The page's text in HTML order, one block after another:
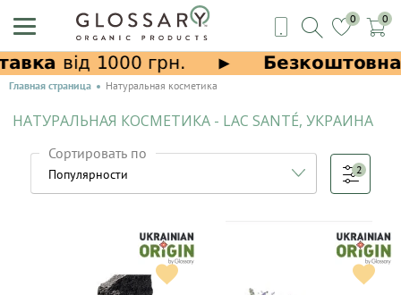
0 0
Главная страница Натуральная косметика
НАТУРАЛЬНАЯ КОСМЕТИКА - LAC SANTÉ, УКРАИНА
Сортировать по
2